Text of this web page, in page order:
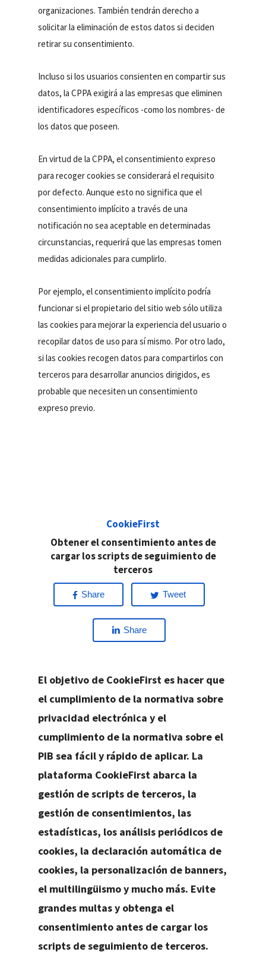
organizaciones. También tendrán derecho a
solicitar la eliminación de estos datos si deciden
retirar su consentimiento.
Incluso si los usuarios consienten en compartir sus
datos, la CPPA exigirá a las empresas que eliminen
identificadores específicos -como los nombres- de
los datos que poseen.
En virtud de la CPPA, el consentimiento expreso
para recoger cookies se considerará el requisito
por defecto. Aunque esto no significa que el
consentimiento implícito a través de una
notificación no sea aceptable en determinadas
circunstancias, requerirá que las empresas tomen
medidas adicionales para cumplirlo.
Por ejemplo, el consentimiento implícito podría
funcionar si el propietario del sitio web sólo utiliza
las cookies para mejorar la experiencia del usuario o
recopilar datos de uso para sí mismo. Por otro lado,
si las cookies recogen datos para compartirlos con
terceros para desarrollar anuncios dirigidos, es
probable que necesiten un consentimiento
expreso previo.
CookieFirst
Obtener el consentimiento antes de
cargar los scripts de seguimiento de
terceros
Share Tweet
Share
El objetivo de CookieFirst es hacer que
el cumplimiento de la normativa sobre
privacidad electrónica y el
cumplimiento de la normativa sobre el
PIB sea fácil y rápido de aplicar. La
plataforma CookieFirst abarca la
gestión de scripts de terceros, la
gestión de consentimientos, las
estadísticas, los análisis periódicos de
cookies, la declaración automática de
cookies, la personalización de banners,
el multilingüismo y mucho más. Evite
grandes multas y obtenga el
consentimiento antes de cargar los
scripts de seguimiento de terceros.